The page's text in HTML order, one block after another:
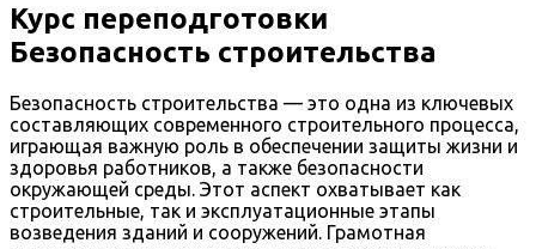
Курс переподготовки
Безопасность строительства
Безопасность строительства — это одна из ключевых
составляющих современного строительного процесса,
играющая важную роль в обеспечении защиты жизни и
здоровья работников, а также безопасности
окружающей среды. Этот аспект охватывает как
строительные, так и эксплуатационные этапы
возведения зданий и сооружений. Грамотная